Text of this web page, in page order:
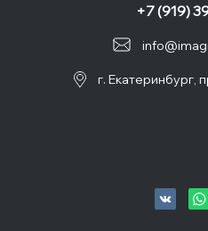
+7 (919)
г. Екатеринбург,